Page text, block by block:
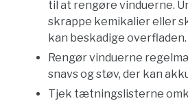
til at rengøre vinduerne.
skrappe kemikalier eller
kan beskadige overfladen.
Rengør vinduerne
snavs og støv, der kan
Tjek tætningslisterne